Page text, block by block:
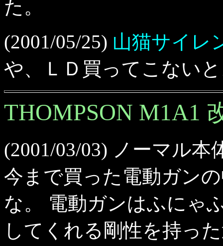
た。
(2001/05/25) 山猫サイレ
や、ＬＤ買ってこない
THOMPSON M1A1
(2001/03/03) ノーマル
今まで買った電動ガン
な。 電動ガンはふにゃ
してくれる剛性を持っ